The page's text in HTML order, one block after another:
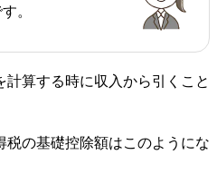
。
算する時に収入から引くこと
の基礎控除額はこのようにな